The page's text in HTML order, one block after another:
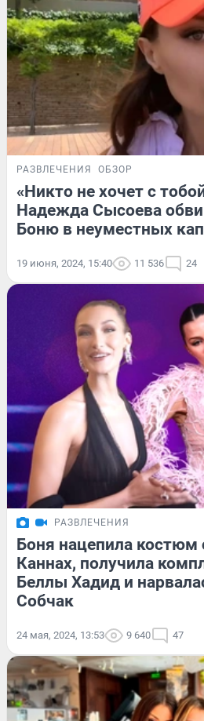
РАЗВЛЕЧЕНИЯ ОБЗОР
«Никто не хочет с
Надежда Сысоева
Боню в неуместных
19 июня, 2024, 15:40 11 536 24
РАЗВЛЕЧЕНИЯ
Боня нацепила костюм
Каннах, получила
Беллы Хадид и
Собчак
24 мая, 2024, 13:53 9 640 47